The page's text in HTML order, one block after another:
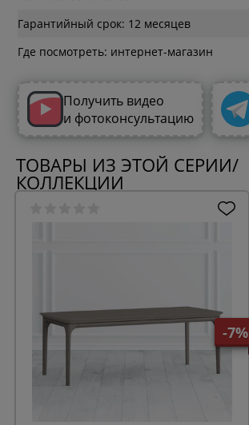
Гарантийный срок: 12 месяцев
Где посмотреть: интернет-магазин
Получить видео
и фотоконсультацию
ТОВАРЫ ИЗ ЭТОЙ СЕРИИ/
КОЛЛЕКЦИИ
-7%